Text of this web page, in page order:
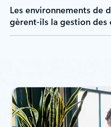
Les environnements de
gèrent-ils la gestion des